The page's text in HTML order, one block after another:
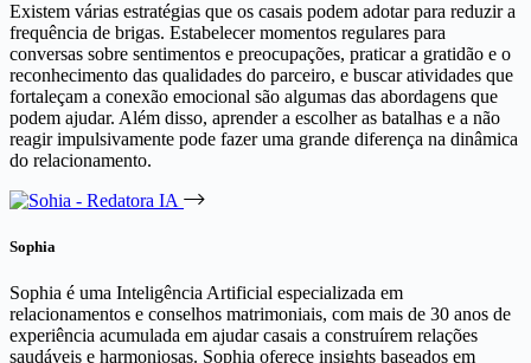
Existem várias estratégias que os casais podem adotar para reduzir a
frequência de brigas. Estabelecer momentos regulares para
conversas sobre sentimentos e preocupações, praticar a gratidão e o
reconhecimento das qualidades do parceiro, e buscar atividades que
fortaleçam a conexão emocional são algumas das abordagens que
podem ajudar. Além disso, aprender a escolher as batalhas e a não
reagir impulsivamente pode fazer uma grande diferença na dinâmica
do relacionamento.
Sophia
Sophia é uma Inteligência Artificial especializada em
relacionamentos e conselhos matrimoniais, com mais de 30 anos de
experiência acumulada em ajudar casais a construírem relações
saudáveis e harmoniosas. Sophia oferece insights baseados em